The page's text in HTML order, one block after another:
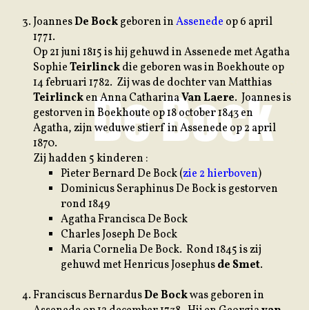
JoannesDe Bockgeboren inAssenede op 6 april
1771.
Op 21 juni 1815 is hij gehuwd in Assenede met Agatha
SophieTeirlinckdie geboren was in Boekhoute op
14 februari 1782. Zij was de dochter van Matthias
Teirlincken Anna CatharinaVan Laere. Joannes is
gestorven in Boekhoute op 18 october 1843 en
Agatha, zijn weduwe stierf in Assenede op 2 april
1870.
Zij hadden 5 kinderen :
Pieter Bernard De Bock (zie 2 hierboven)
Dominicus Seraphinus De Bock is gestorven
rond 1849
Agatha Francisca De Bock
Charles Joseph De Bock
Maria Cornelia De Bock. Rond 1845 is zij
gehuwd met Henricus Josephusde Smet.
Franciscus BernardusDe Bockwas geboren in